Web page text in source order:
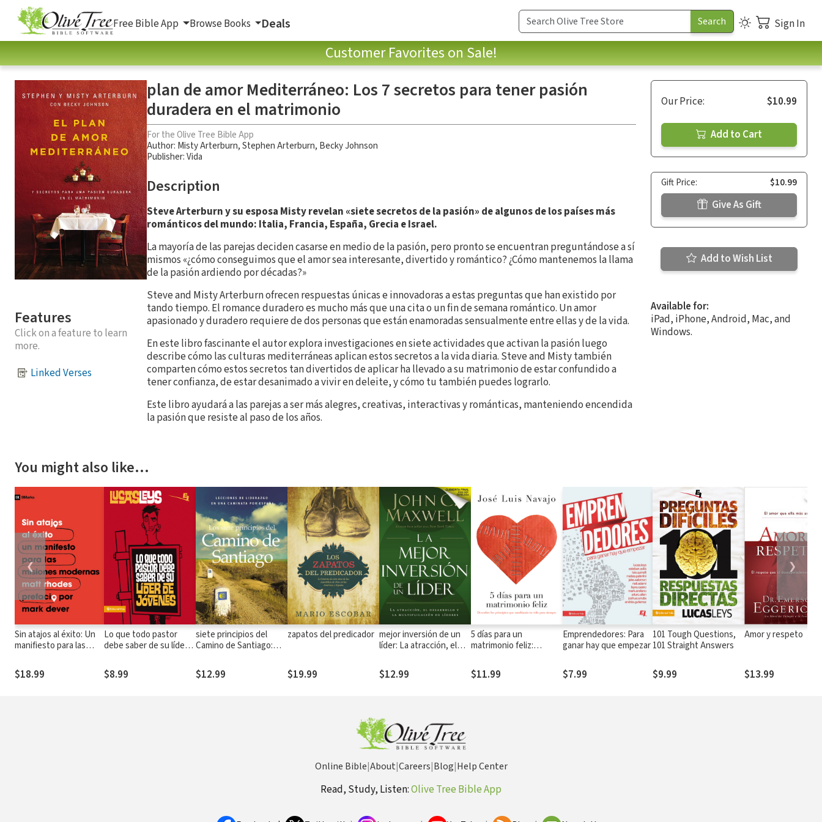
Free Bible App Browse Books Deals Sign In
Customer Favorites on Sale!
Features
Click on a feature to learn
more.
Linked Verses
plan de amor Mediterráneo: Los 7 secretos para tener pasión
duradera en el matrimonio
For the Olive Tree Bible App
Author: Misty Arterburn,Stephen Arterburn, Becky Johnson
Publisher: Vida
Description
Steve Arterburn y su esposa Misty revelan «siete secretos de la pasión» de algunos de los países más
románticos del mundo: Italia, Francia, España, Grecia e Israel.
La mayoría de las parejas deciden casarse en medio de la pasión, pero pronto se encuentran preguntándose a sí
mismos «¿cómo conseguimos que el amor sea interesante, divertido y romántico? ¿Cómo mantenemos la llama
de la pasión ardiendo por décadas?»
Steve and Misty Arterburn ofrecen respuestas únicas e innovadoras a estas preguntas que han existido por
tando tiempo. El romance duradero es mucho más que una cita o un fin de semana romántico. Un amor
apasionado y duradero requiere de dos personas que están enamoradas sensualmente entre ellas y de la vida.
En este libro fascinante el autor explora investigaciones en siete actividades que activan la pasión luego
describe cómo las culturas mediterráneas aplican estos secretos a la vida diaria. Steve and Misty también
comparten cómo estos secretos tan divertidos de aplicar ha llevado a su matrimonio de estar confundido a
tener confianza, de estar desanimado a vivir en deleite, y cómo tu también puedes lograrlo.
Este libro ayudará a las parejas a ser más alegres, creativas, interactivas y románticas, manteniendo encendida
la pasión que resiste al paso de los años.
Our Price: $10.99
Add to Cart
Gift Price: $10.99
Give As Gift
Add to Wish List
Available for:
iPad, iPhone, Android, Mac, and
Windows.
You might also like…
Sin atajos al éxito: Un
manifiesto para las
$18.99
Lo que todo pastor
debe saber de su líder
$8.99
siete principios del
Camino de Santiago:
en un caminata por
España
$12.99
zapatos del predicador
$19.99
mejor inversión de un
líder: La atracción, el
multiplicación de líderes
(The Leader's Greatest
$12.99
5 días para un
matrimonio feliz:
que cambiarán tu vida
para siempre
$11.99
Emprendedores: Para
ganar hay que empezar
$7.99
101 Tough Questions,
101 Straight Answers
$9.99
Amor y respeto
$13.99
❮ ❯
Online Bible|About|Careers|Blog|Help Center
Read, Study, Listen:Olive Tree Bible App